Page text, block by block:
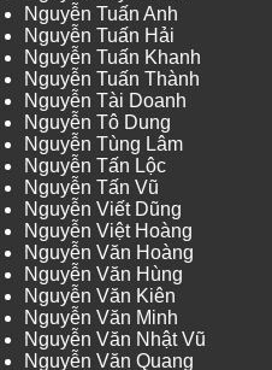
Nguyễn Tuấn Anh
Nguyễn Tuấn Hải
Nguyễn Tuấn Khanh
Nguyễn Tuấn Thành
Nguyễn Tài Doanh
Nguyễn Tô Dung
Nguyễn Tùng Lâm
Nguyễn Tấn Lộc
Nguyễn Tấn Vũ
Nguyễn Viết Dũng
Nguyễn Việt Hoàng
Nguyễn Văn Hoàng
Nguyễn Văn Hùng
Nguyễn Văn Kiên
Nguyễn Văn Minh
Nguyễn Văn Nhật Vũ
Nguyễn Văn Quang